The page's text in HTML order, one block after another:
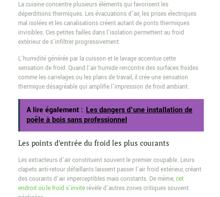
La cuisine concentre plusieurs éléments qui favorisent les
déperditions thermiques. Les évacuations d’air, les prises électriques
mal isolées et les canalisations créent autant de ponts thermiques
invisibles. Ces petites failles dans l’isolation permettent au froid
extérieur de s’infiltrer progressivement.
L’humidité générée par la cuisson et le lavage accentue cette
sensation de froid. Quand l’air humide rencontre des surfaces froides
comme les carrelages ou les plans de travail, il crée une sensation
thermique désagréable qui amplifie l’impression de froid ambiant.
A lire également : Les dangers d'une installation de
poêle à bois sans professionnel
Les points d’entrée du froid les plus courants
Les extracteurs d’air constituent souvent le premier coupable. Leurs
clapets anti-retour défaillants laissent passer l’air froid extérieur, créant
des courants d’air imperceptibles mais constants. De même,cet
endroit où le froid s’inviterévèle d’autres zones critiques souvent